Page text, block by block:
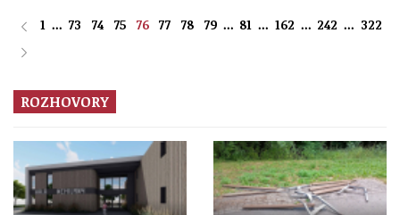
1 ... 73 74 75 76 77 78 79 ... 81 ... 162 ... 242 ... 322
ROZHOVORY